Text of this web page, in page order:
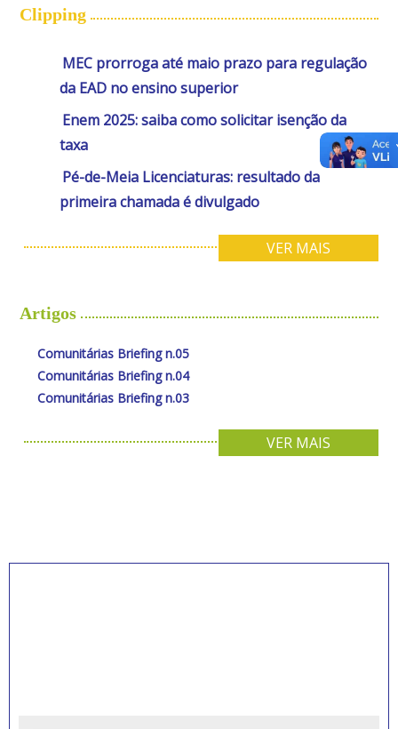
Clipping
MEC prorroga até maio prazo para regulação
da EAD no ensino superior
Enem 2025: saiba como solicitar isenção da
taxa
Pé-de-Meia Licenciaturas: resultado da
primeira chamada é divulgado
VER MAIS
Artigos
Comunitárias Briefing n.05
Comunitárias Briefing n.04
Comunitárias Briefing n.03
VER MAIS